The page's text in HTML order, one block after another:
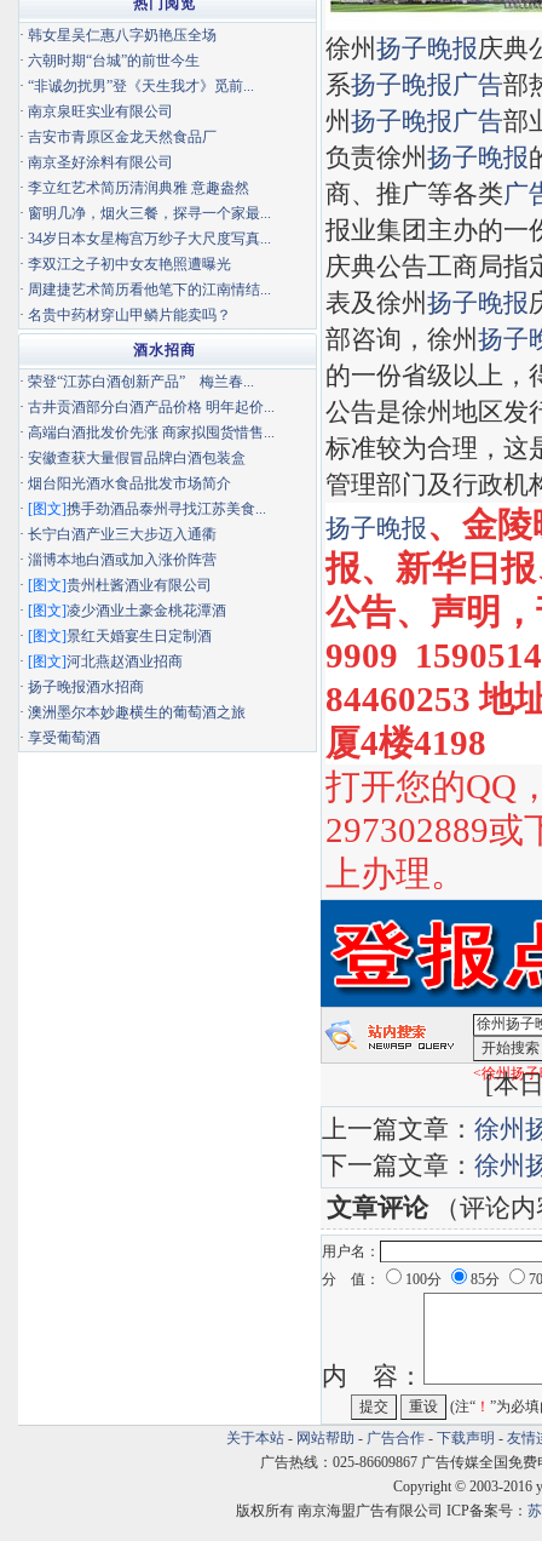
徐州扬子晚报庆典
系扬子晚报广告部
州扬子晚报广告部
负责徐州扬子晚报
商、推广等各类广
报业集团主办的一
庆典公告工商局指
表及徐州扬子晚报
部咨询，徐州扬子
的一份省级以上，
公告是徐州地区发
标准较为合理，这
管理部门及行政机
扬子晚报 、金
报、新华日
公告、声明
9909
84460253 地
厦4楼4198
打开您的QQ
297302889或
上办理。
<徐州扬
[本
上一篇文章： 徐州
下一篇文章： 徐州
文章评论（评论内
用户名：
分 值：
100分 85分
内 容：
(注“ ！ ”为必
热门阅览
· 韩女星吴仁惠八字奶艳压全场
· 六朝时期“台城”的前世今生
· “非诚勿扰男”登《天生我才》觅前...
· 南京泉旺实业有限公司
· 吉安市青原区金龙天然食品厂
· 南京圣好涂料有限公司
· 李立红艺术简历清润典雅 意趣盎然
· 窗明几净，烟火三餐，探寻一个家最...
· 34岁日本女星梅宫万纱子大尺度写真...
· 李双江之子初中女友艳照遭曝光
· 周建捷艺术简历看他笔下的江南情结...
· 名贵中药材穿山甲鳞片能卖吗？
酒水招商
· 荣登“江苏白酒创新产品” 梅兰春...
· 古井贡酒部分白酒产品价格 明年起价...
· 高端白酒批发价先涨 商家拟囤货惜售...
· 安徽查获大量假冒品牌白酒包装盒
· 烟台阳光酒水食品批发市场简介
· [图文]携手劲酒品泰州寻找江苏美食...
· 长宁白酒产业三大步迈入通衢
· 淄博本地白酒或加入涨价阵营
· [图文]贵州杜酱酒业有限公司
· [图文]凌少酒业土豪金桃花潭酒
· [图文]景红天婚宴生日定制酒
· [图文]河北燕赵酒业招商
· 扬子晚报酒水招商
· 澳洲墨尔本妙趣横生的葡萄酒之旅
· 享受葡萄酒
关于本站 - 网站帮助 - 广告合作 - 下载声明 - 友情
广告热线：025-86609867 广告传媒全国免费
Copyright © 2003-2016
版权所有 南京海盟广告有限公司 ICP备案号：